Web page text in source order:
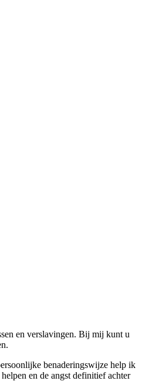
en verslavingen. Bij mij kunt u
benaderingswijze help ik
en de angst definitief achter